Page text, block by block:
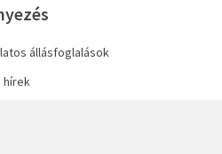
állásfoglalások
hírek